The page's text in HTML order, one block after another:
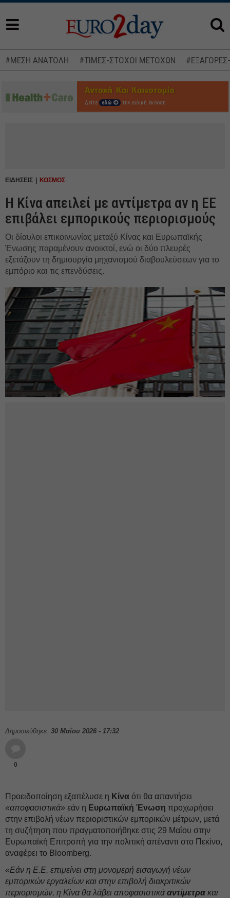
#ΜΕΣΗ ΑΝΑΤΟΛΗ #ΤΙΜΕΣ-ΣΤΟΧΟΙ ΜΕΤΟΧΩΝ
Δείτε εδώ την ειδική έκδοση
ΕΙΔΗΣΕΙΣ ΚΟΣΜΟΣ
Η Κίνα απειλεί με αντίμετρα αν η ΕΕ
επιβάλει εμπορικούς περιορισμούς
Οι δίαυλοι επικοινωνίας μεταξύ Κίνας και Ευρωπαϊκής
Ένωσης παραμένουν ανοικτοί, ενώ οι δύο πλευρές
εξετάζουν τη δημιουργία μηχανισμού διαβουλεύσεων για το
εμπόριο και τις επενδύσεις.
Δημοσιεύθηκε: 30 Μαΐου 2026 - 17:32
0
Προειδοποίηση εξαπέλυσε η Κίνα ότι θα απαντήσει
«αποφασιστικά» εάν η Ευρωπαϊκή Ένωση προχωρήσει
στην επιβολή νέων περιοριστικών εμπορικών μέτρων, μετά
τη συζήτηση που πραγματοποιήθηκε στις 29 Μαΐου στην
Ευρωπαϊκή Επιτροπή για την πολιτική απέναντι στο Πεκίνο,
αναφέρει το Bloomberg.
«Εάν η Ε.Ε. επιμείνει στη μονομερή εισαγωγή νέων
εμπορικών εργαλείων και στην επιβολή διακριτικών
περιορισμών, η Κίνα θα λάβει αποφασιστικά αντίμετρα και